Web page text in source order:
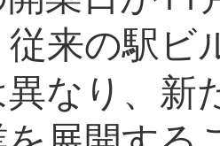
来の駅ビ
なり、新